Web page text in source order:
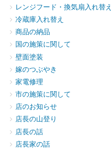
レンジフード・換気扇入れ替え
冷蔵庫入れ替え
商品の納品
国の施策に関して
壁面塗装
嫁のつぶやき
家電修理
市の施策に関して
店のお知らせ
店長の山登り
店長の話
店長家の話